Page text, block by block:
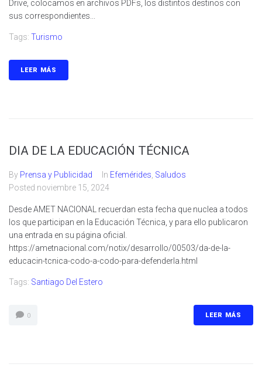
Drive, colocamos en archivos PDFs, los distintos destinos con
sus correspondientes...
Tags: Turismo
LEER MÁS
DIA DE LA EDUCACIÓN TÉCNICA
By Prensa y Publicidad In Efemérides Saludos
Posted noviembre 15, 2024
Desde AMET NACIONAL recuerdan esta fecha que nuclea a todos
los que participan en la Educación Técnica, y para ello publicaron
una entrada en su página oficial.
https://ametnacional.com/notix/desarrollo/00503/da-de-la-
educacin-tcnica-codo-a-codo-para-defenderla.html
Tags: Santiago Del Estero
0 LEER MÁS